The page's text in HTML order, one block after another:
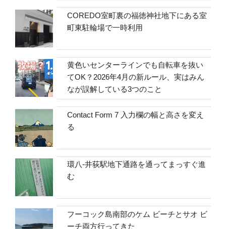
COREDO室町裏の福徳神社地下にある室
町東駐輪場で一時利用
黄色いセンターラインでも自転車を抜い
てOK？2026年4月の新ルール、実はみん
なが誤解している3つのこと
Contact Form 7 入力欄の幅と高さを変え
る
環八-井荻駅地下通路を通ってまっすぐ進
む
フーコック島南部のケム ビーチとサオ ビ
ーチ両方行ってきた